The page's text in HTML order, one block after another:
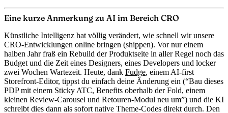
Eine kurze Anmerkung zu AI im Bereich CRO
Künstliche Intelligenz hat völlig verändert, wie schnell wir unsere
CRO-Entwicklungen online bringen (shippen). Vor nur einem
halben Jahr fraß ein Rebuild der Produktseite in aller Regel noch das
Budget und die Zeit eines Designers, eines Developers und locker
zwei Wochen Wartezeit. Heute, dank Fudge, einem AI-first
Storefront-Editor, tippst du einfach deine Änderung ein (“Bau dieses
PDP mit einem Sticky ATC, Benefits oberhalb der Fold, einem
kleinen Review-Carousel und Retouren-Modul neu um”) und die KI
schreibt dies dann als sofort native Theme-Codes direkt durch. Den